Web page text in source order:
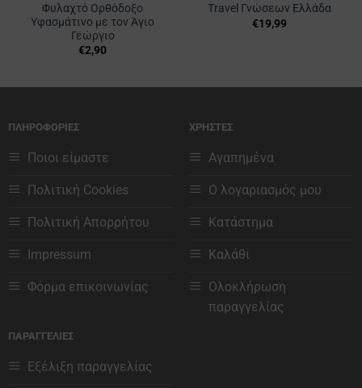
Φυλαχτό Ορθόδοξο
Υφασμάτινο με τον Άγιο
Γεώργιο
€2,90
Travel Γνώσεων Ελλάδα
€19,99
ΠΛΗΡΟΦΟΡΙΕΣ
Ποιοι είμαστε
Πολιτική Cookies
Πολιτική Απορρήτου
Impressum
Φόρμα επικοινωνίας
ΧΡΗΣΤΕΣ
Αγαπημένα
Ο λογαριασμός μου
Κατάστημα
Καλάθι
Ολοκλήρωση
παραγγελίας
ΠΑΡΑΓΓΕΛΙΕΣ
Εξέλιξη παραγγελίας